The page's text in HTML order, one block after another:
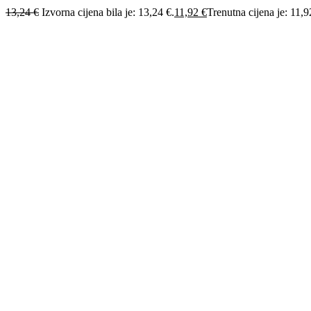
13,24€ Izvorna cijena bila je: 13,24 €.11,92 €Trenutna cijena je: